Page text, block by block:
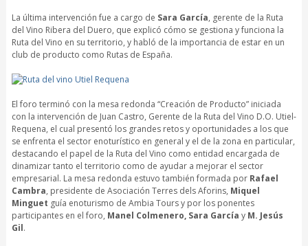
La última intervención fue a cargo de Sara García, gerente de la Ruta
del Vino Ribera del Duero, que explicó cómo se gestiona y funciona la
Ruta del Vino en su territorio, y habló de la importancia de estar en un
club de producto como Rutas de España.
El foro terminó con la mesa redonda “Creación de Producto” iniciada
con la intervención de Juan Castro, Gerente de la Ruta del Vino D.O. Utiel-
Requena, el cual presentó los grandes retos y oportunidades a los que
se enfrenta el sector enoturístico en general y el de la zona en particular,
destacando el papel de la Ruta del Vino como entidad encargada de
dinamizar tanto el territorio como de ayudar a mejorar el sector
empresarial. La mesa redonda estuvo también formada por Rafael
Cambra, presidente de Asociación Terres dels Aforins, Miquel
Minguet guía enoturismo de Ambia Tours y por los ponentes
participantes en el foro, Manel Colmenero, Sara García y M. Jesús
Gil.